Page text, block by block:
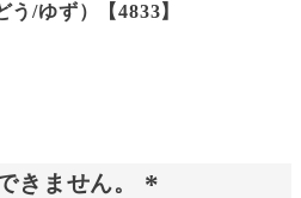
/ゆず）【4833】
きません。